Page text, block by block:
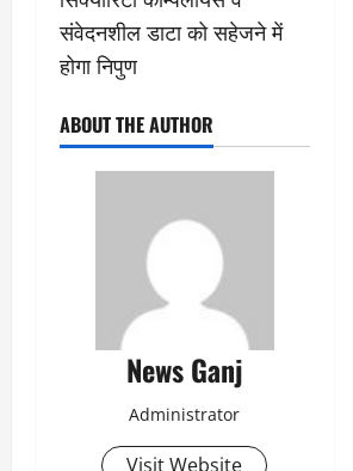
संवेदनशील डाटा को सहेजने में
होगा निपुण
ABOUT THE AUTHOR
News Ganj
Administrator
Visit Website